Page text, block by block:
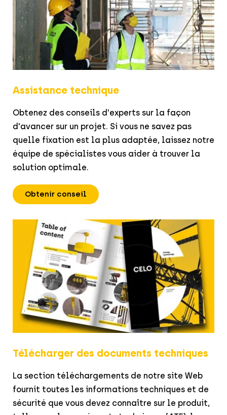
Assistance technique
Obtenez des conseils d'experts sur la façon
d'avancer sur un projet. Si vous ne savez pas
quelle fixation est la plus adaptée, laissez notre
équipe de spécialistes vous aider à trouver la
solution optimale.
Obtenir conseil
Télécharger des documents techniques
La section téléchargements de notre site Web
fournit toutes les informations techniques et de
sécurité que vous devez connaître sur le produit,